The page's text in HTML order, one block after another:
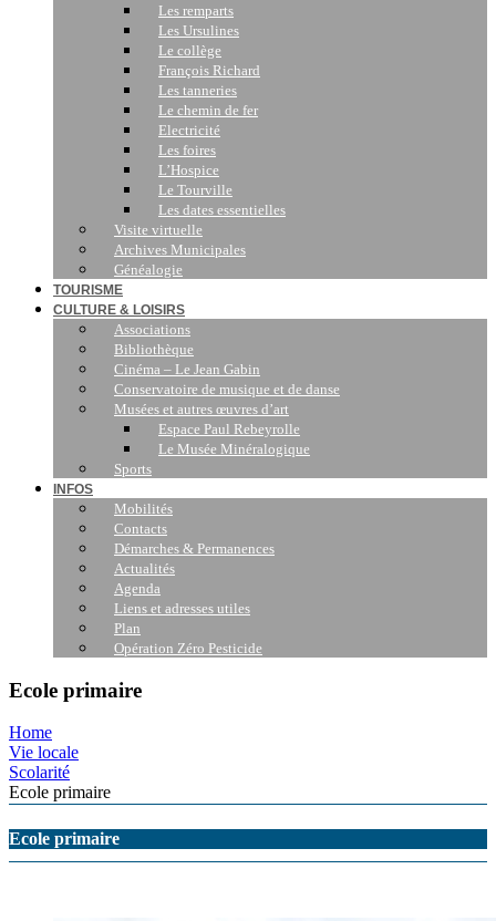
Les remparts
Les Ursulines
Le collège
François Richard
Les tanneries
Le chemin de fer
Electricité
Les foires
L’Hospice
Le Tourville
Les dates essentielles
Visite virtuelle
Archives Municipales
Généalogie
TOURISME
CULTURE & LOISIRS
Associations
Bibliothèque
Cinéma – Le Jean Gabin
Conservatoire de musique et de danse
Musées et autres œuvres d’art
Espace Paul Rebeyrolle
Le Musée Minéralogique
Sports
INFOS
Mobilités
Contacts
Démarches & Permanences
Actualités
Agenda
Liens et adresses utiles
Plan
Opération Zéro Pesticide
Ecole primaire
Home
Vie locale
Scolarité
Ecole primaire
Ecole primaire